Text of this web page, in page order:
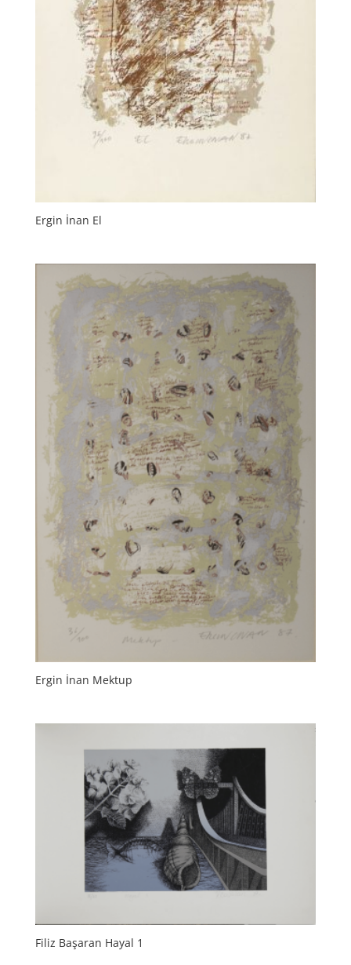
Ergin İnan El
Ergin İnan Mektup
Filiz Başaran Hayal 1